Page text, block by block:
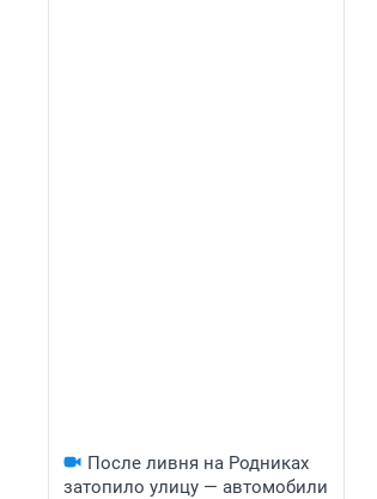
После ливня на Родниках
затопило улицу — автомобили